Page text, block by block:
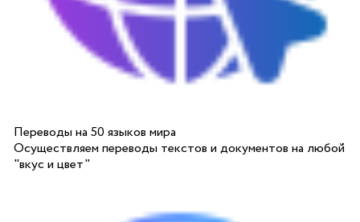
Переводы на 50 языков мира
Осуществляем переводы текстов и документов на любой
"вкус и цвет"